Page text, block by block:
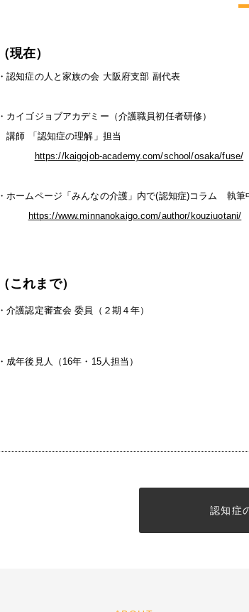
（現在）
・認知症の人と家族の会 大阪府支部 副代表
・カイゴジョブアカデミー（介護職員初任者研修）
講師 「認知症の理解」担当
https://kaigojob-academy.com/school/osaka/fuse/
・ホームページ「みんなの介護」内で(認知症)コラム 執筆
https://www.minnanokaigo.com/author/kouziuotani/
（これまで）
・介護認定審査会 委員（２期４年）
・成年後見人（16年・15人担当）
認知症